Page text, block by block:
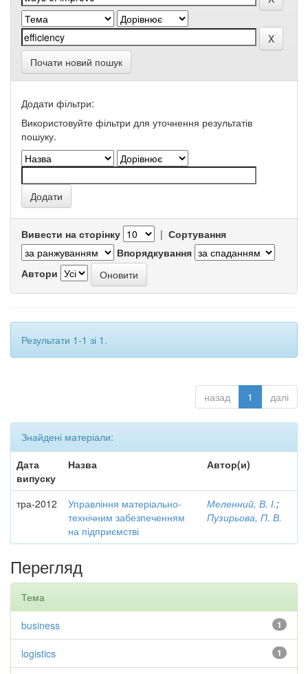
Почати новий пошук
Додати фільтри:
Використовуйте фільтри для уточнення результатів
пошуку.
Вивести на сторінку | Сортування
Впорядкування
Автори
Результати 1-1 зі 1.
назад 1 далі
Знайдені матеріали:
Дата
випуску
Назва Автор(и)
тра-2012
Управління матеріально-
технічним забезпеченням
на підприємстві
Меленний, В. І.;
Пузирьова, П. В.
Перегляд
Тема
1
business
1
logistics